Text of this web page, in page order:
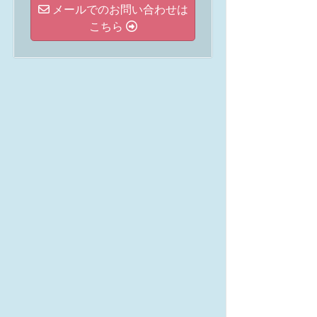
メールでのお問い合わせは
こちら